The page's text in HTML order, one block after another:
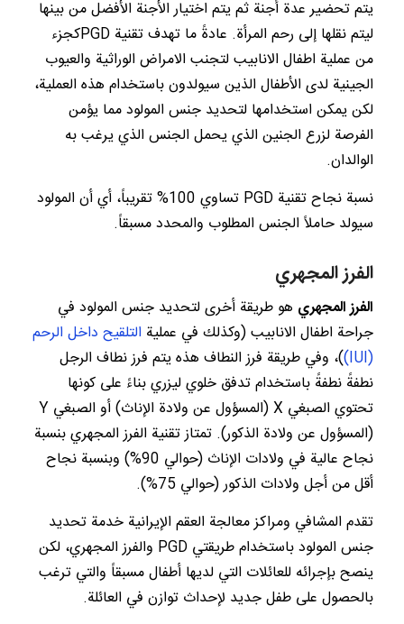
يتم تحضير عدة أجنة ثم يتم اختيار الأجنة الأفضل من بينها
ليتم نقلها إلى رحم المرأة. عادةً ما تهدف تقنية PGDكجزء
من عملية اطفال الانابيب لتجنب الامراض الوراثية والعيوب
الجينية لدى الأطفال الذين سيولدون باستخدام هذه العملية،
لكن يمكن استخدامها لتحديد جنس المولود مما يؤمن
الفرصة لزرع الجنين الذي يحمل الجنس الذي يرغب به
الوالدان.
نسبة نجاح تقنية PGD تساوي 100% تقريباً، أي أن المولود
سيولد حاملاً الجنس المطلوب والمحدد مسبقاً.
الفرز المجهري
الفرز المجهري هو طريقة أخرى لتحديد جنس المولود في
جراحة اطفال الانابيب (وكذلك في عملية التلقيح داخل الرحم
(IUI)
)، وفي طريقة فرز النطاف هذه يتم فرز نطاف الرجل
نطفةً نطفةً باستخدام تدفق خلوي ليزري بناءً على كونها
تحتوي الصبغي X (المسؤول عن ولادة الإناث) أو الصبغي Y
(المسؤول عن ولادة الذكور). تمتاز تقنية الفرز المجهري بنسبة
نجاح عالية في ولادات الإناث (حوالي 90%) وبنسبة نجاح
أقل من أجل ولادات الذكور (حوالي 75%).
تقدم المشافي ومراكز معالجة العقم الإيرانية خدمة تحديد
جنس المولود باستخدام طريقتي PGD والفرز المجهري، لكن
ينصح بإجرائه للعائلات التي لديها أطفال مسبقاً والتي ترغب
بالحصول على طفل جديد لإحداث توازن في العائلة.